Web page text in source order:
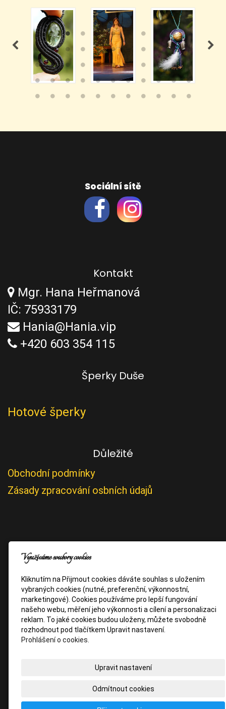
Sociální sítě
Kontakt
Mgr. Hana Heřmanová
IČ: 75933179
Hania@Hania.vip
+420 603 354 115
Šperky Duše
Hotové šperky
Důležité
Obchodní podmínky
Zásady zpracování osbních údajů
Využíváme soubory cookies
Kliknutím na Přijmout cookies dáváte souhlas s uložením
vybraných cookies (nutné, preferenční, výkonnostní,
marketingové). Cookies používáme pro lepší fungování
našeho webu, měření jeho výkonnosti a cílení a personalizaci
reklam. To jaké cookies budou uloženy, můžete svobodně
rozhodnout pod tlačítkem Upravit nastavení.
Prohlášení o cookies.
Upravit nastavení
Odmítnout cookies